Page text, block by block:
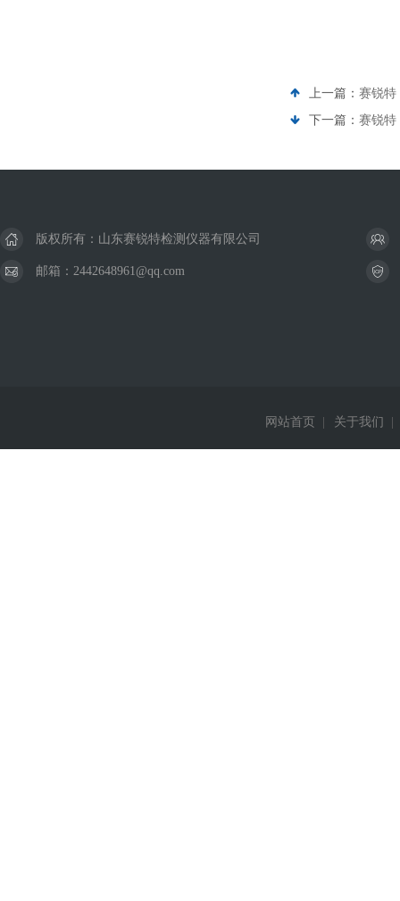
上一篇： 赛锐特
下一篇： 赛锐特
版权所有：山东赛锐特检测仪器有限公司
邮箱：2442648961@qq.com
网站首页 关于我们